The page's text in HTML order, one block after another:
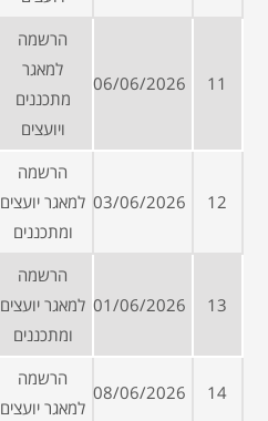
11
06/06/2026
הרשמה
למאגר
מתכננים
ויועצים
12
03/06/2026
הרשמה
למאגר יועצים
ומתכננים
13
01/06/2026
הרשמה
למאגר יועצים
ומתכננים
14
08/06/2026
הרשמה
למאגר יועצים